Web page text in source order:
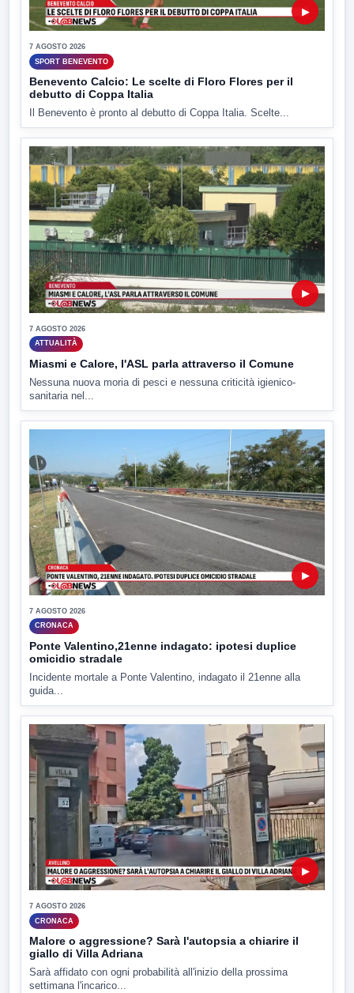
▶
7 AGOSTO 2026
SPORT BENEVENTO
Benevento Calcio: Le scelte di Floro Flores per il
debutto di Coppa Italia
Il Benevento è pronto al debutto di Coppa Italia. Scelte...
▶
7 AGOSTO 2026
ATTUALITÀ
Miasmi e Calore, l'ASL parla attraverso il Comune
Nessuna nuova moria di pesci e nessuna criticità igienico-
sanitaria nel...
▶
7 AGOSTO 2026
CRONACA
Ponte Valentino,21enne indagato: ipotesi duplice
omicidio stradale
Incidente mortale a Ponte Valentino, indagato il 21enne alla
guida...
▶
7 AGOSTO 2026
CRONACA
Malore o aggressione? Sarà l'autopsia a chiarire il
giallo di Villa Adriana
Sarà affidato con ogni probabilità all'inizio della prossima
settimana l'incarico...